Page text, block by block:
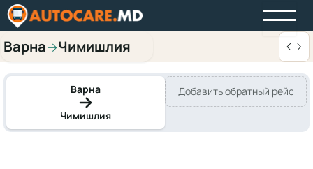
Варна→Чимишлия
Варна
Чимишлия
Добавить обратный рейс